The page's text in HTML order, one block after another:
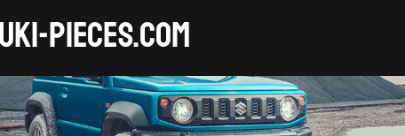
pieces.com